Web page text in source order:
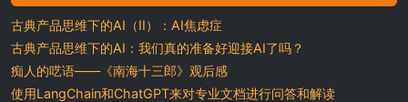
古典产品思维下的AI（II）：AI焦虑症
古典产品思维下的AI：我们真的准备好迎接AI了吗？
痴人的呓语——《南海十三郎》观后感
使用LangChain和ChatGPT来对专业文档进行问答和解读